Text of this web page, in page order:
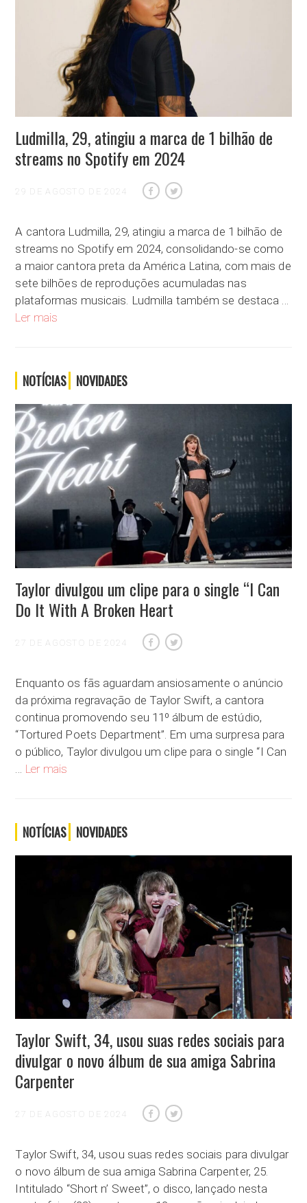
Ludmilla, 29, atingiu a marca de 1 bilhão de
streams no Spotify em 2024
29 DE AGOSTO DE 2024
A cantora Ludmilla, 29, atingiu a marca de 1 bilhão de
streams no Spotify em 2024, consolidando-se como
a maior cantora preta da América Latina, com mais de
sete bilhões de reproduções acumuladas nas
plataformas musicais. Ludmilla também se destaca …
Ler mais
NOTÍCIAS NOVIDADES
Taylor divulgou um clipe para o single “I Can
Do It With A Broken Heart
27 DE AGOSTO DE 2024
Enquanto os fãs aguardam ansiosamente o anúncio
da próxima regravação de Taylor Swift, a cantora
continua promovendo seu 11º álbum de estúdio,
“Tortured Poets Department”. Em uma surpresa para
o público, Taylor divulgou um clipe para o single “I Can
Ler mais
NOTÍCIAS NOVIDADES
Taylor Swift, 34, usou suas redes sociais para
divulgar o novo álbum de sua amiga Sabrina
Carpenter
27 DE AGOSTO DE 2024
Taylor Swift, 34, usou suas redes sociais para divulgar
o novo álbum de sua amiga Sabrina Carpenter, 25.
Intitulado “Short n’ Sweet”, o disco, lançado nesta